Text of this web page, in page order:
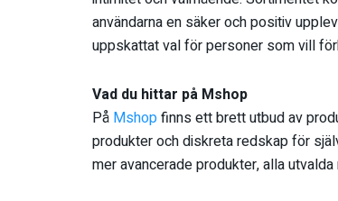
användarna en säker och positiv
uppskattat val för personer som vill
Vad du hittar på Mshop
På Mshopfinns ett brett utbud av
produkter och diskreta redskap för
mer avancerade produkter, alla